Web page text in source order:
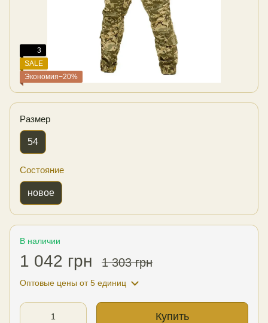
3
SALE
Экономия−20%
Размер
54
Состояние
новое
В наличии
1 042 грн 1 303 грн
Оптовые цены от 5 единиц
Купить